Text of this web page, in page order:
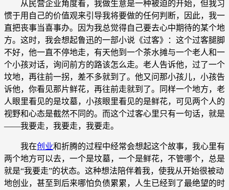
从民营企业角度看，我做生意是一种被迫的开始，但我习
惯于用自己的价值观来引导我将要做的任何判断，因此，我一
直把丧事当喜事办。因为我总觉得自己要去心中期待的某个地
方。这时，我会想起鲁迅的一部小说《过客》：这个过客腿脚
不好，他一直不停地走，有天他到一个茶水摊与一个老人和一
个小孩对话，询问前方的路该怎么走。老人告诉他，过了一个
坟地，再往前一拐，差不多就到了。他又问那小孩儿，小孩告
诉他，你看见那片鲜花，再往前走就到了。同样一个地方，老
人眼里看见的是坟墓，小孩眼里看见的是鲜花，可见两个人的
视野和心态是截然不同的。而这个过客心里只有一句话，就是
——我要走，我要走，我要走。
我在创业和折腾的过程中经常会想起这个故事，我心里有
两个地方可以去，一个是坟墓，一个是鲜花，不管哪个，总是
就是“我要走”的状态。这种想法陪伴着我，使我从开始很被动
地创业，甚至到后来哪怕负债累累，人生已经到了最绝望的时